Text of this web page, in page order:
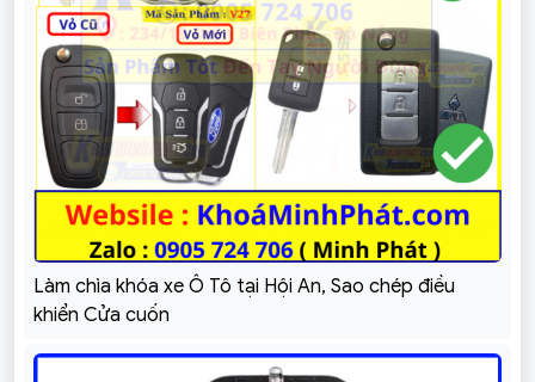
Làm chìa khóa xe Ô Tô tại Hội An, Sao chép điều
khiển Cửa cuốn